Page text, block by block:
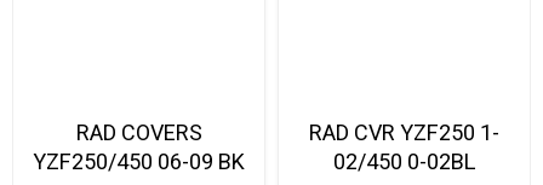
RAD COVERS
YZF250/450 06-09 BK
RAD CVR YZF250 1-
02/450 0-02BL